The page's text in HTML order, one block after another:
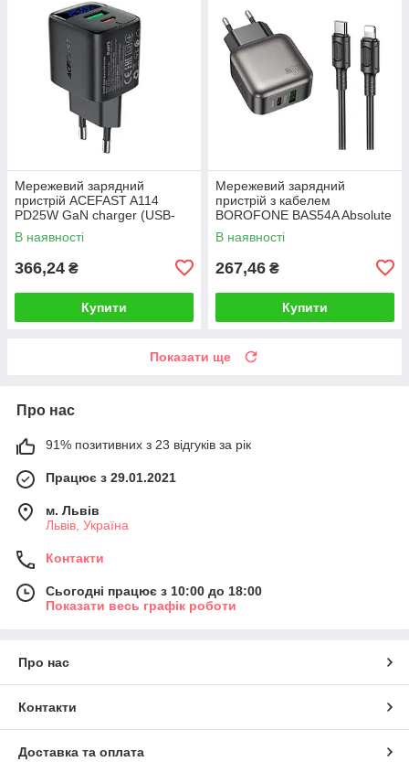
Мережевий зарядний
пристрій ACEFAST A114
PD25W GaN charger (USB-
A+USB-C) with digital display
Black
В наявності
366,24 ₴
Купити
Мережевий зарядний
пристрій з кабелем
BOROFONE BAS54A Absolute
PD20W+QC3.0 charger set (C
to iP) (EU) Black
В наявності
267,46 ₴
Купити
Показати ще
Про нас
91% позитивних з 23 відгуків за рік
Працює з 29.01.2021
м. Львів
Львів, Україна
Контакти
Сьогодні працює з 10:00 до 18:00
Показати весь графік роботи
Про нас
Контакти
Доставка та оплата